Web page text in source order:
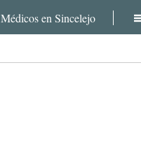
Médicos en Sincelejo